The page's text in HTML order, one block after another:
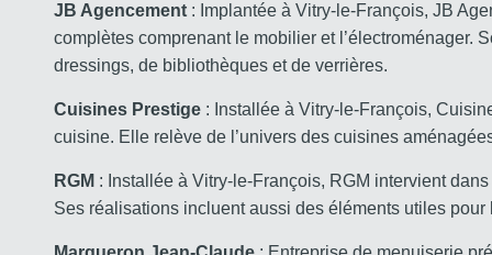
JB Agencement : Implantée à Vitry-le-François, JB
complètes comprenant le mobilier et l’électroménager.
dressings, de bibliothèques et de verrières.
Cuisines Prestige : Installée à Vitry-le-François,
cuisine. Elle relève de l’univers des cuisines
RGM : Installée à Vitry-le-François, RGM intervient
Ses réalisations incluent aussi des éléments utiles